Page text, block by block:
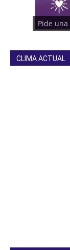
Pide
CLIMA ACTUAL